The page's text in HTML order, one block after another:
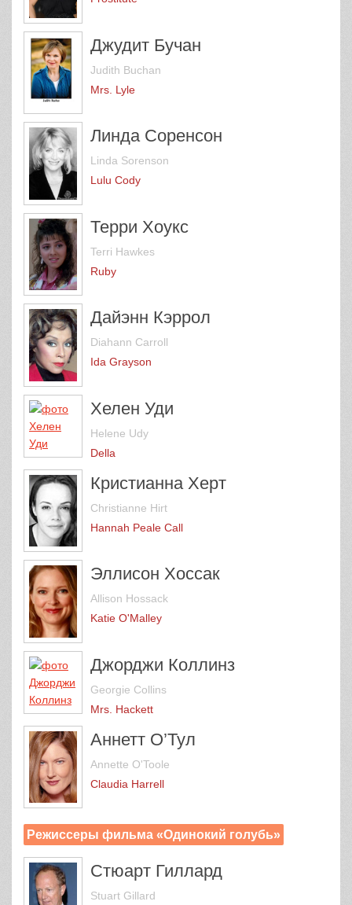
Джудит Бучан
Judith Buchan
Mrs. Lyle
Линда Соренсон
Linda Sorenson
Lulu Cody
Терри Хоукс
Terri Hawkes
Ruby
Дайэнн Кэррол
Diahann Carroll
Ida Grayson
Хелен Уди
Helene Udy
Della
Кристианна Херт
Christianne Hirt
Hannah Peale Call
Эллисон Хоссак
Allison Hossack
Katie O'Malley
Джорджи Коллинз
Georgie Collins
Mrs. Hackett
Аннетт О’Тул
Annette O'Toole
Claudia Harrell
Режиссеры фильма «Одинокий голубь»
Стюарт Гиллард
Stuart Gillard